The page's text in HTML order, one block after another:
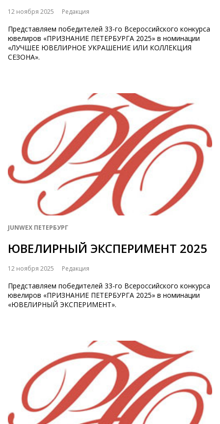
12 ноября 2025 Редакция
Представляем победителей 33-го Всероссийского конкурса
ювелиров «ПРИЗНАНИЕ ПЕТЕРБУРГА 2025» в номинации
«ЛУЧШЕЕ ЮВЕЛИРНОЕ УКРАШЕНИЕ ИЛИ КОЛЛЕКЦИЯ
СЕЗОНА».
JUNWEX ПЕТЕРБУРГ
ЮВЕЛИРНЫЙ ЭКСПЕРИМЕНТ 2025
12 ноября 2025 Редакция
Представляем победителей 33-го Всероссийского конкурса
ювелиров «ПРИЗНАНИЕ ПЕТЕРБУРГА 2025» в номинации
«ЮВЕЛИРНЫЙ ЭКСПЕРИМЕНТ».